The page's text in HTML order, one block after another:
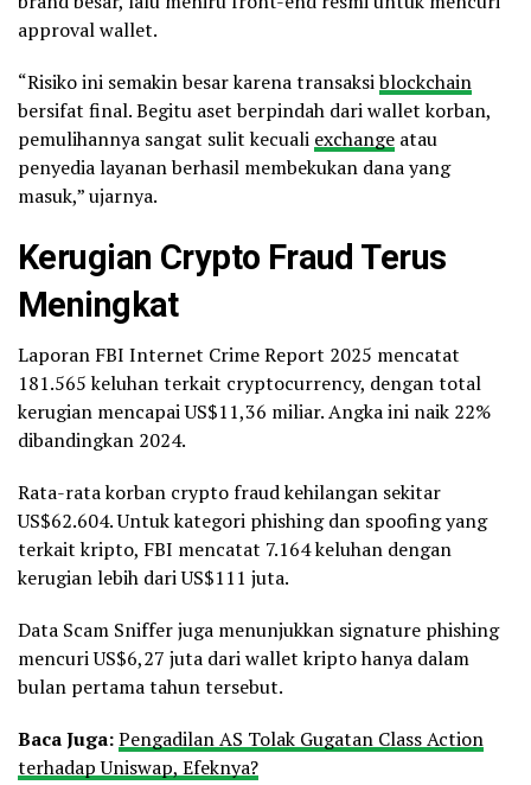
approval wallet.
“Risiko ini semakin besar karena transaksiblockchain
bersifat final. Begitu aset berpindah dari wallet korban,
pemulihannya sangat sulit kecuali exchange atau
penyedia layanan berhasil membekukan dana yang
masuk,” ujarnya.
Kerugian Crypto Fraud Terus
Meningkat
Laporan FBI Internet Crime Report 2025 mencatat
181.565 keluhan terkait cryptocurrency, dengan total
kerugian mencapai US$11,36 miliar. Angka ini naik 22%
dibandingkan 2024.
Rata-rata korban crypto fraud kehilangan sekitar
US$62.604. Untuk kategori phishing dan spoofing yang
terkait kripto, FBI mencatat 7.164 keluhan dengan
kerugian lebih dari US$111 juta.
Data Scam Sniffer juga menunjukkan signature phishing
mencuri US$6,27 juta dari wallet kripto hanya dalam
bulan pertama tahun tersebut.
Baca Juga:Pengadilan AS Tolak Gugatan Class Action
terhadap Uniswap, Efeknya?